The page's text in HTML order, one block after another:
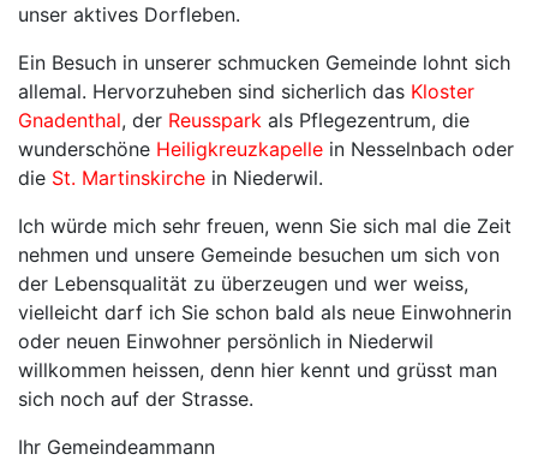
unser aktives Dorfleben.
Ein Besuch in unserer schmucken Gemeinde lohnt sich
allemal. Hervorzuheben sind sicherlich das Kloster
Gnadenthal, der Reusspark als Pflegezentrum, die
wunderschöne Heiligkreuzkapelle in Nesselnbach oder
die St. Martinskirche in Niederwil.
Ich würde mich sehr freuen, wenn Sie sich mal die Zeit
nehmen und unsere Gemeinde besuchen um sich von
der Lebensqualität zu überzeugen und wer weiss,
vielleicht darf ich Sie schon bald als neue Einwohnerin
oder neuen Einwohner persönlich in Niederwil
willkommen heissen, denn hier kennt und grüsst man
sich noch auf der Strasse.
Ihr Gemeindeammann